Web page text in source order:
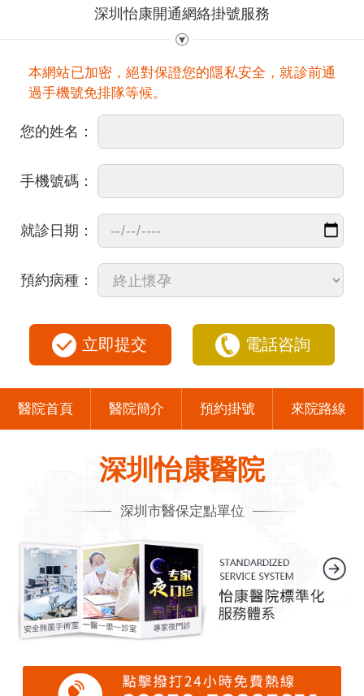
深圳怡康開通網絡掛號服務
本網站已加密，絕對保證您的隱私安全，就診前通
過手機號免排隊等候。
您的姓名：
手機號碼：
就診日期：
預約病種：
立即提交 電話咨詢
醫院首頁 醫院簡介 預約掛號 來院路線
深圳怡康醫院
深圳市醫保定點單位